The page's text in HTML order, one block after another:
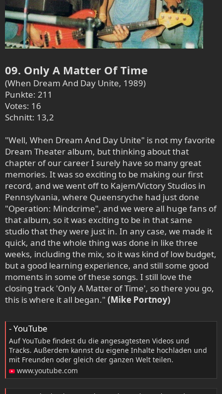
09. Only A Matter Of Time
(When Dream And Day Unite, 1989)
Punkte: 211
Votes: 16
Schnitt: 13,2
"Well, When Dream And Day Unite" is not my favorite
Dream Theater album, but thinking about that
chapter of our career I surely have so many great
memories. It was so exciting to be making our first
record, and we went off to Kajem/Victory Studios in
Pennsylvania, where Queensryche had just done
"Operation: Mindcrime", and we were all huge fans of
that album, so it was exciting to be in that same
studio that they were just in. In any case, we made it
quick, and the whole thing was done in like three
weeks, including the mix, so it was kind of low budget,
but a good learning experience, and still some good
moments in some of these songs. I still love the
closing track 'Only A Matter of Time', so there you go,
this is where it all began." (Mike Portnoy)
- YouTube
Auf YouTube findest du die angesagtesten Videos und
Tracks. Außerdem kannst du eigene Inhalte hochladen und
mit Freunden oder gleich der ganzen Welt teilen.
www.youtube.com